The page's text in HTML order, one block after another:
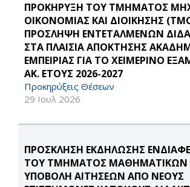
ΠΡΟΚΗΡΥΞΗ ΤΟΥ ΤΜΗΜΑΤΟΣ
ΟΙΚΟΝΟΜΙΑΣ ΚΑΙ ΔΙΟΙΚΗΣΗΣ
ΠΡΟΣΛΗΨΗ ΕΝΤΕΤΑΛΜΕΝΩΝ
ΣΤΑ ΠΛΑΙΣΙΑ ΑΠΟΚΤΗΣΗΣ
ΕΜΠΕΙΡΙΑΣ ΓΙΑ ΤΟ ΧΕΙΜΕΡΙΝΟ
ΑΚ. ΕΤΟΥΣ 2026-2027
Προκηρύξεις Θέσεων
29 Ιουλ 2026
ΠΡΟΣΚΛΗΣΗ ΕΚΔΗΛΩΣΗΣ
ΤΟΥ ΤΜΗΜΑΤΟΣ ΜΑΘΗΜΑΤΙΚΩΝ
ΥΠΟΒΟΛΗ ΑΙΤΗΣΕΩΝ ΑΠΟ ΝΕΟΥΣ